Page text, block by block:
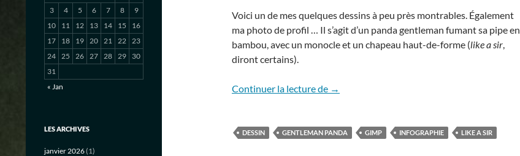
Voici un de mes quelques dessins à peu près montrables. Également
ma photo de profil … Il s’agit d’un panda gentleman fumant sa pipe en
bambou, avec un monocle et un chapeau haut-de-forme (like a sir,
diront certains).
Continuer la lecture de The Gentleman Panda
→
DESSIN GENTLEMAN PANDA GIMP INFOGRAPHIE LIKE A SIR
3
4 5 6 7 8
9
10
11 12 13 14 15
16
17
18 19 20 21 22 23
24 25 26 27 28 29
30
31
« Jan
LES ARCHIVES
janvier 2026(1)